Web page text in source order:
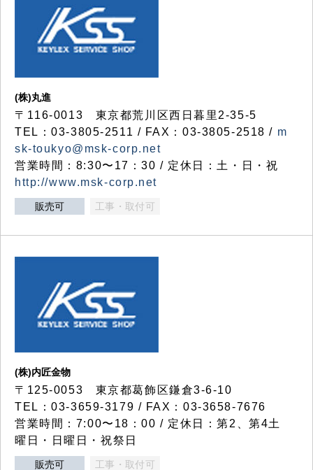
(株)丸進
〒116-0013 東京都荒川区西日暮里2-35-5
TEL：03-3805-2511 / FAX：03-3805-2518 / m
sk-toukyo@msk-corp.net
営業時間：8:30〜17：30 / 定休日：土・日・祝
http://www.msk-corp.net
販売可 工事・取付可
(株)内匠金物
〒125-0053 東京都葛飾区鎌倉3-6-10
TEL：03-3659-3179 / FAX：03-3658-7676
営業時間：7:00〜18：00 / 定休日：第2、第4土
曜日・日曜日・祝祭日
販売可 工事・取付可